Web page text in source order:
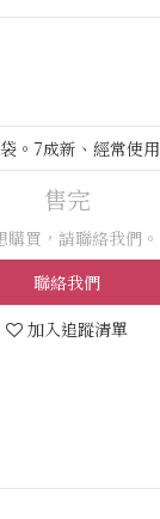
售完
購買，請聯絡我們。
聯絡我們
加入追蹤清單